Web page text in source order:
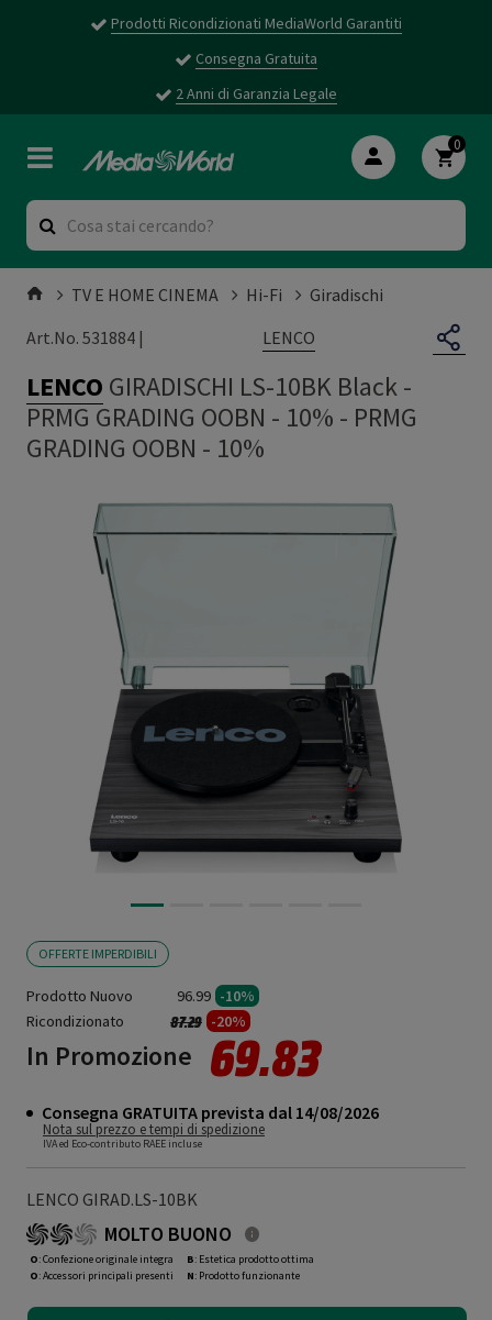
Prodotti Ricondizionati MediaWorld Garantiti
Consegna Gratuita
2 Anni di Garanzia Legale
0
TV E HOME CINEMA Hi-Fi
Giradischi
Art.No. 531884 |
LENCO
LENCO GIRADISCHI LS-10BK Black -
PRMG GRADING OOBN - 10% - PRMG
GRADING OOBN - 10%
OFFERTE IMPERDIBILI
Prodotto Nuovo 96.99 -10%
Ricondizionato
Prezzo ridotto da
87.29a -20%
In Promozione 69.83
Consegna GRATUITA prevista dal 14/08/2026
Nota sul prezzo e tempi di spedizione
IVA ed Eco-contributo RAEE incluse
LENCO GIRAD.LS-10BK
MOLTO BUONO
O: Confezione originale integra
O: Accessori principali presenti
B: Estetica prodotto ottima
N: Prodotto funzionante